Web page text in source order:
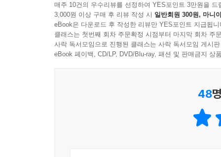
매주 10건의 우수리뷰를 선정하여 YES포인트 3만원을 드
3,000원 이상 구매 후 리뷰 작성 시 일반회원 300원, 마니
eBook은 다운로드 후 작성한 리뷰만 YES포인트 지급됩니
클래스는 첫번째 회차 주문확정 시점부터 마지막 회차 주
사락 독서모임으로 진행된 클래스는 사락 독서모임 게시
eBook 페이백, CD/LP, DVD/Blu-ray, 패션 및 판매금지 상
48